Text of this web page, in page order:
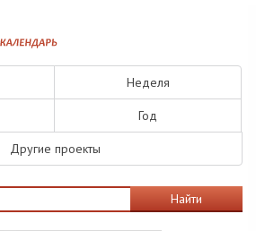
Неделя
Год
Другие проекты
Найти